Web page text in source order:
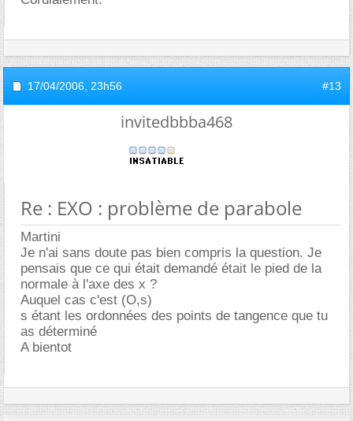
17/04/2006, 23h56 #13
invitedbbba468
Re : EXO : problème de parabole
Martini
Je n'ai sans doute pas bien compris la question. Je
pensais que ce qui était demandé était le pied de la
normale à l'axe des x ?
Auquel cas c'est (O,s)
s étant les ordonnées des points de tangence que tu
as déterminé
A bientot